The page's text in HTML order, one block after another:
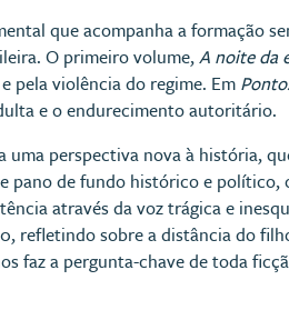
que acompanha a formação
O primeiro volume,A noite da
pela violência do regime. Em
e o endurecimento autoritário.
uma perspectiva nova à história,
de fundo histórico e político,
através da voz trágica e
refletindo sobre a distância do
faz a pergunta-chave de toda